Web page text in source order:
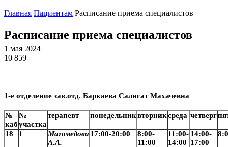
Главная Пациентам Расписание приема специалистов
Расписание приема специалистов
1 мая 2024
10 859
1-е отделение зав.отд. Баркаева Салигат Махачевна
№
каб
№
участка
терапевт понедельниквторниксреда четверг
18 1
Магомедова
А.А.
17:00-20:00
8:00-
11:00
11:00-
14:00
14:00-
17:00